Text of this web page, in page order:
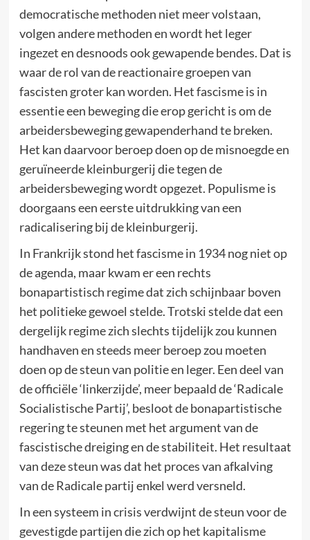
democratische methoden niet meer volstaan,
volgen andere methoden en wordt het leger
ingezet en desnoods ook gewapende bendes. Dat is
waar de rol van de reactionaire groepen van
fascisten groter kan worden. Het fascisme is in
essentie een beweging die erop gericht is om de
arbeidersbeweging gewapenderhand te breken.
Het kan daarvoor beroep doen op de misnoegde en
geruïneerde kleinburgerij die tegen de
arbeidersbeweging wordt opgezet. Populisme is
doorgaans een eerste uitdrukking van een
radicalisering bij de kleinburgerij.
In Frankrijk stond het fascisme in 1934 nog niet op
de agenda, maar kwam er een rechts
bonapartistisch regime dat zich schijnbaar boven
het politieke gewoel stelde. Trotski stelde dat een
dergelijk regime zich slechts tijdelijk zou kunnen
handhaven en steeds meer beroep zou moeten
doen op de steun van politie en leger. Een deel van
de officiële ‘linkerzijde’, meer bepaald de ‘Radicale
Socialistische Partij’, besloot de bonapartistische
regering te steunen met het argument van de
fascistische dreiging en de stabiliteit. Het resultaat
van deze steun was dat het proces van afkalving
van de Radicale partij enkel werd versneld.
In een systeem in crisis verdwijnt de steun voor de
gevestigde partijen die zich op het kapitalisme